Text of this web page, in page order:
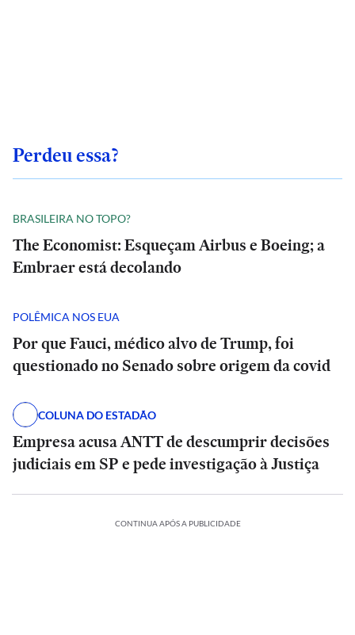
Perdeu essa?
BRASILEIRA NO TOPO?
The Economist: Esqueçam Airbus e Boeing; a
Embraer está decolando
POLÊMICA NOS EUA
Por que Fauci, médico alvo de Trump, foi
questionado no Senado sobre origem da covid
COLUNA DO ESTADÃO
Empresa acusa ANTT de descumprir decisões
judiciais em SP e pede investigação à Justiça
CONTINUA APÓS A PUBLICIDADE